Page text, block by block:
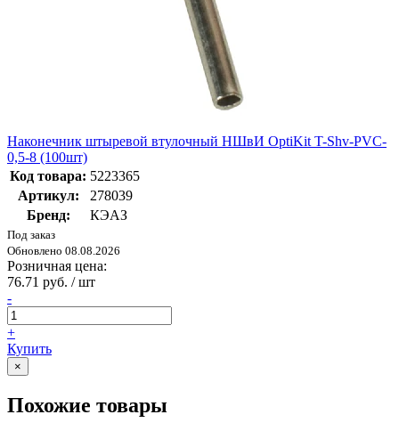
Наконечник штыревой втулочный НШвИ OptiKit T-Shv-PVC-
0,5-8 (100шт)
Код товара: 5223365
Артикул:
278039
Бренд:
КЭАЗ
Под заказ
Обновлено 08.08.2026
Розничная цена:
76.71 руб. / шт
-
+
Купить
×
Похожие товары